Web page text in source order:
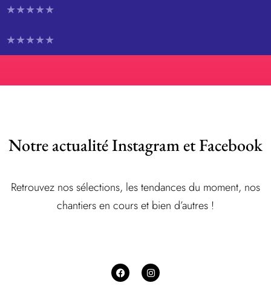
★★★★★
★★★★★
Notre actualité Instagram et Facebook
Retrouvez nos sélections, les tendances du moment, nos
chantiers en cours et bien d’autres !